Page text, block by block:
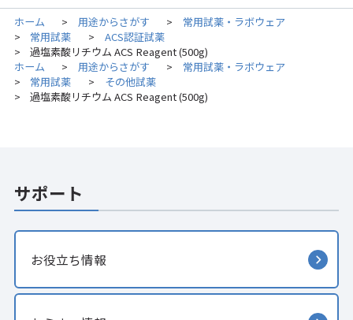
ホーム > 用途からさがす > 常用試薬・ラボウェア
> 常用試薬 > ACS認証試薬
>
過塩素酸リチウム ACS Reagent (500g)
ホーム
> 用途からさがす > 常用試薬・ラボウェア
> 常用試薬 > その他試薬
> 過塩素酸リチウム ACS Reagent (500g)
サポート
お役立ち情報